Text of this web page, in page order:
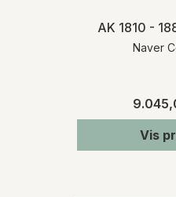
AK 1810 -
Naver
Vis